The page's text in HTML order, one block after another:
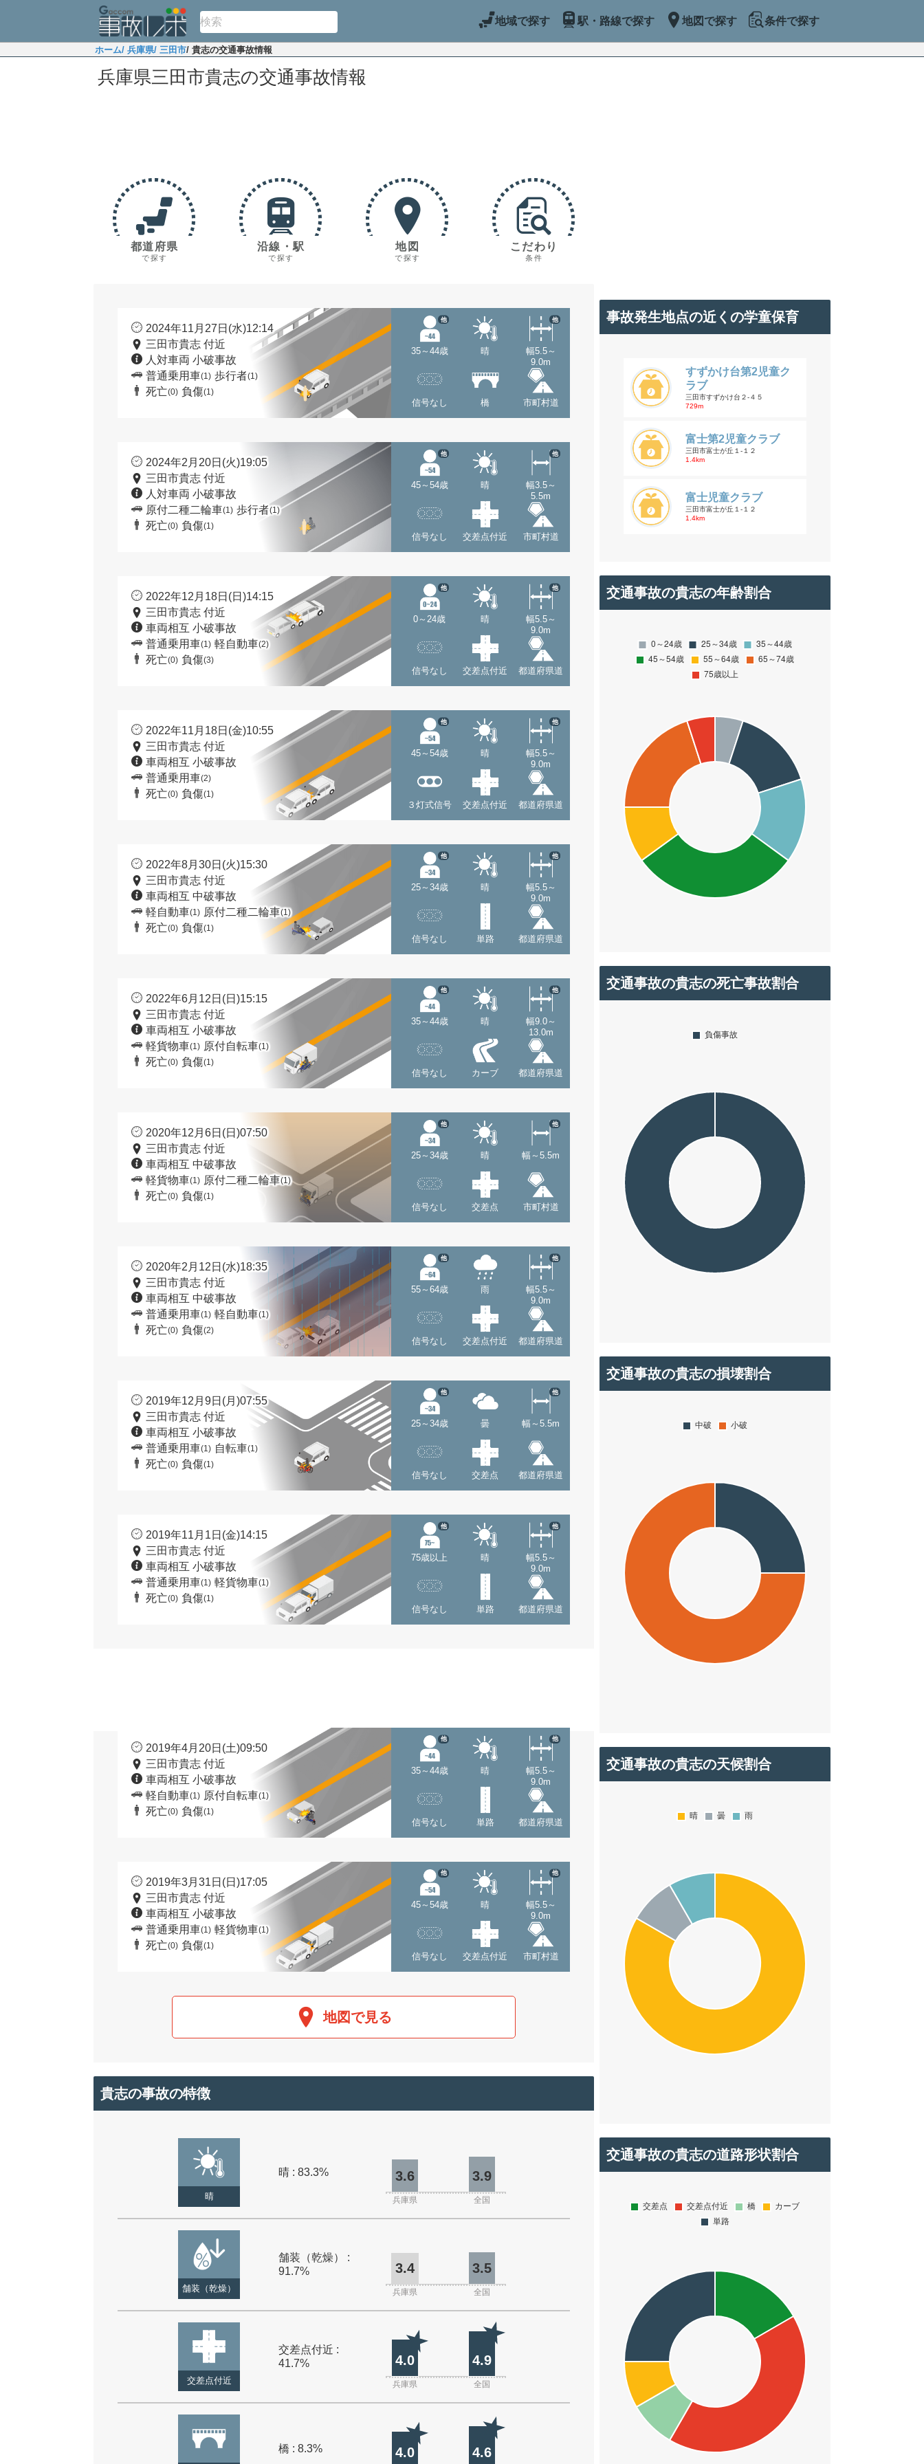
地域で探す 駅・路線で探す 地図で探す 条件で探す
ホーム/ 兵庫県/ 三田市/ 貴志の交通事故情報
兵庫県三田市貴志の交通事故情報
都道府県
で探す
沿線・駅
で探す
地図
で探す
こだわり
条件
2024年11月27日(水)12:14
三田市貴志 付近
人対車両 小破事故
普通乗用車(1) 歩行者(1)
死亡(0) 負傷(1)
35～44歳
他
晴
幅5.5～
9.0m
他
信号なし 橋 市町村道
2024年2月20日(火)19:05
三田市貴志 付近
人対車両 小破事故
原付二種二輪車(1) 歩行者(1)
死亡(0) 負傷(1)
45～54歳
他
晴
幅3.5～
5.5m
他
信号なし 交差点付近 市町村道
2022年12月18日(日)14:15
三田市貴志 付近
車両相互 小破事故
普通乗用車(1) 軽自動車(2)
死亡(0) 負傷(3)
0～24歳
他
晴
幅5.5～
9.0m
他
信号なし 交差点付近 都道府県道
2022年11月18日(金)10:55
三田市貴志 付近
車両相互 小破事故
普通乗用車(2)
死亡(0) 負傷(1)
45～54歳
他
晴
幅5.5～
9.0m
他
３灯式信号 交差点付近 都道府県道
2022年8月30日(火)15:30
三田市貴志 付近
車両相互 中破事故
軽自動車(1) 原付二種二輪車(1)
死亡(0) 負傷(1)
25～34歳
他
晴
幅5.5～
9.0m
他
信号なし 単路 都道府県道
2022年6月12日(日)15:15
三田市貴志 付近
車両相互 小破事故
軽貨物車(1) 原付自転車(1)
死亡(0) 負傷(1)
35～44歳
他
晴
幅9.0～
13.0m
他
信号なし カーブ 都道府県道
2020年12月6日(日)07:50
三田市貴志 付近
車両相互 中破事故
軽貨物車(1) 原付二種二輪車(1)
死亡(0) 負傷(1)
25～34歳
他
晴 幅～5.5m
他
信号なし 交差点 市町村道
2020年2月12日(水)18:35
三田市貴志 付近
車両相互 中破事故
普通乗用車(1) 軽自動車(1)
死亡(0) 負傷(2)
55～64歳
他
雨
幅5.5～
9.0m
他
信号なし 交差点付近 都道府県道
2019年12月9日(月)07:55
三田市貴志 付近
車両相互 小破事故
普通乗用車(1) 自転車(1)
死亡(0) 負傷(1)
25～34歳
他
曇 幅～5.5m
他
信号なし 交差点 都道府県道
2019年11月1日(金)14:15
三田市貴志 付近
車両相互 小破事故
普通乗用車(1) 軽貨物車(1)
死亡(0) 負傷(1)
75歳以上
他
晴
幅5.5～
9.0m
他
信号なし 単路 都道府県道
2019年4月20日(土)09:50
三田市貴志 付近
車両相互 小破事故
軽自動車(1) 原付自転車(1)
死亡(0) 負傷(1)
35～44歳
他
晴
幅5.5～
9.0m
他
信号なし 単路 都道府県道
2019年3月31日(日)17:05
三田市貴志 付近
車両相互 小破事故
普通乗用車(1) 軽貨物車(1)
死亡(0) 負傷(1)
45～54歳
他
晴
幅5.5～
9.0m
他
信号なし 交差点付近 市町村道
地図で見る
貴志の事故の特徴
晴
晴 : 83.3% 3.6 3.9
兵庫県 全国
舗装（乾燥）
舗装（乾燥） :
91.7%
3.4 3.5
兵庫県 全国
交差点付近
交差点付近 :
41.7%
4.0 4.9
兵庫県 全国
橋 : 8.3% 4.0 4.6
事故発生地点の近くの学童保育
すずかけ台第2児童ク
ラブ
三田市すずかけ台２-４５
729m
富士第2児童クラブ
三田市富士が丘１-１２
1.4km
富士児童クラブ
三田市富士が丘１-１２
1.4km
交通事故の貴志の年齢割合
交通事故の貴志の死亡事故割合
交通事故の貴志の損壊割合
交通事故の貴志の天候割合
交通事故の貴志の道路形状割合